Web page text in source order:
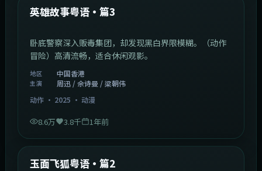
热门
英雄故事粤语·篇3
卧底警察深入贩毒集团，却发现黑白界限模糊。（动作
冒险）高清流畅，适合休闲观影。
地区 中国香港
主演
周迅 / 佘诗曼 / 梁朝伟
动作· 2025 · 动漫
8.6万 3.8千 1年前
热门
玉面飞狐粤语·篇2